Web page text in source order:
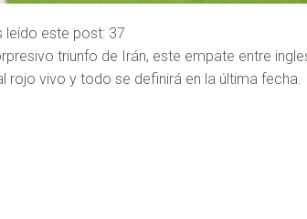
leído este post: 37
triunfo de Irán, este empate entre
rojo vivo y todo se definirá en la última fecha.